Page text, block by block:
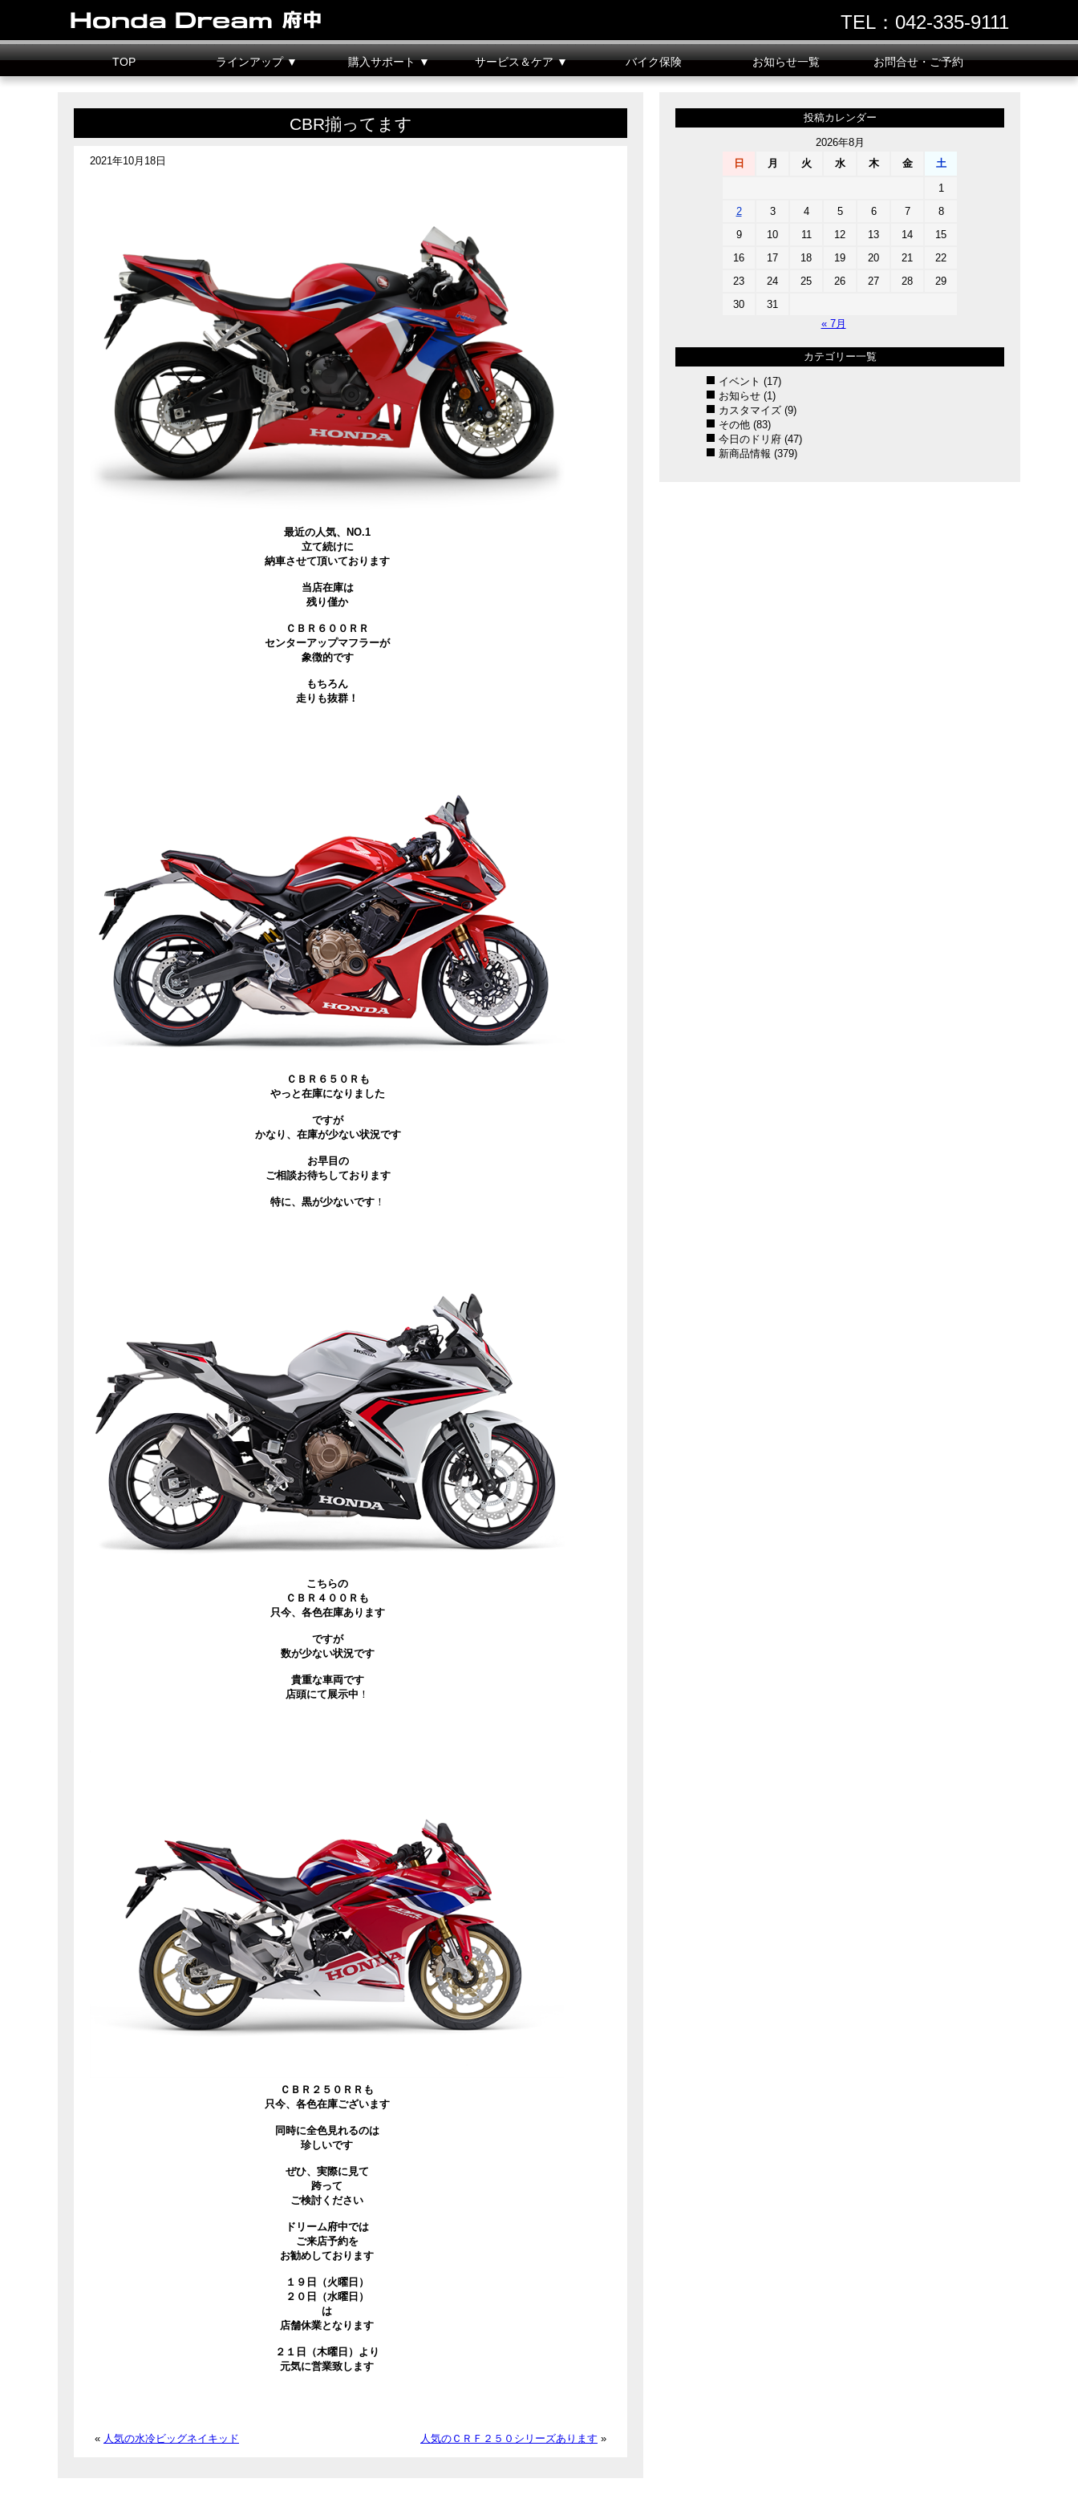
TEL：042-335-9111
TOP ラインアップ ▼ 購入サポート ▼ サービス＆ケア ▼ バイク保険 お知らせ一覧 お問合せ・ご予約
CBR揃ってます
2021年10月18日
最近の人気、NO.1
立て続けに
納車させて頂いております
当店在庫は
残り僅か
ＣＢＲ６００ＲＲ
センターアップマフラーが
象徴的です
もちろん
走りも抜群！
ＣＢＲ６５０Ｒも
やっと在庫になりました
ですが
かなり、在庫が少ない状況です
お早目の
ご相談お待ちしております
特に、黒が少ないです ！
こちらの
ＣＢＲ４００Ｒも
只今、各色在庫あります
ですが
数が少ない状況です
貴重な車両です
店頭にて展示中 ！
ＣＢＲ２５０ＲＲも
只今、各色在庫ございます
同時に全色見れるのは
珍しいです
ぜひ、実際に見て
跨って
ご検討ください
ドリーム府中では
ご来店予約を
お勧めしております
１９日（火曜日）
２０日（水曜日）
は
店舗休業となります
２１日（木曜日）より
元気に営業致します
« 人気の水冷ビッグネイキッド 人気のＣＲＦ２５０シリーズあります »
投稿カレンダー
2026年8月
日
月 火 水 木 金 土
1
2
3 4 5 6 7
8
9
10 11 12 13 14
15
16
17 18 19 20 21
22
23
24 25 26 27 28
29
30
31
« 7月
カテゴリー一覧
イベント (17)
お知らせ (1)
カスタマイズ (9)
その他 (83)
今日のドリ府 (47)
新商品情報 (379)